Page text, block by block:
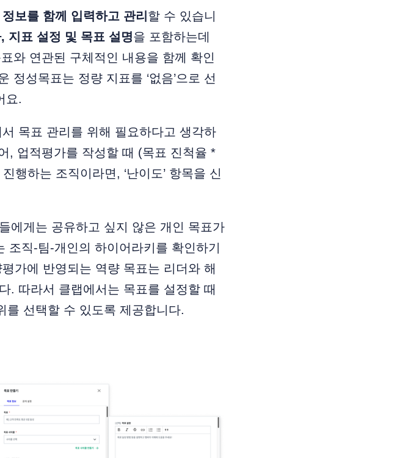
보를 함께 입력하고 관리 할 수 있습니
지표 설정 및 목표 설명을 포함하는데
와 연관된 구체적인 내용을 함께 확인
정성목표는 정량 지표를 ‘없음’으로 선
요.
목표 관리를 위해 필요하다고 생각하
, 업적평가를 작성할 때 (목표 진척율 *
행하는 조직이라면, ‘난이도’ 항목을 신
에게는 공유하고 싶지 않은 개인 목표가
직-팀-개인의 하이어라키를 확인하기
가에 반영되는 역량 목표는 리더와 해
. 따라서 클랩에서는 목표를 설정할 때
를 선택할 수 있도록 제공합니다.